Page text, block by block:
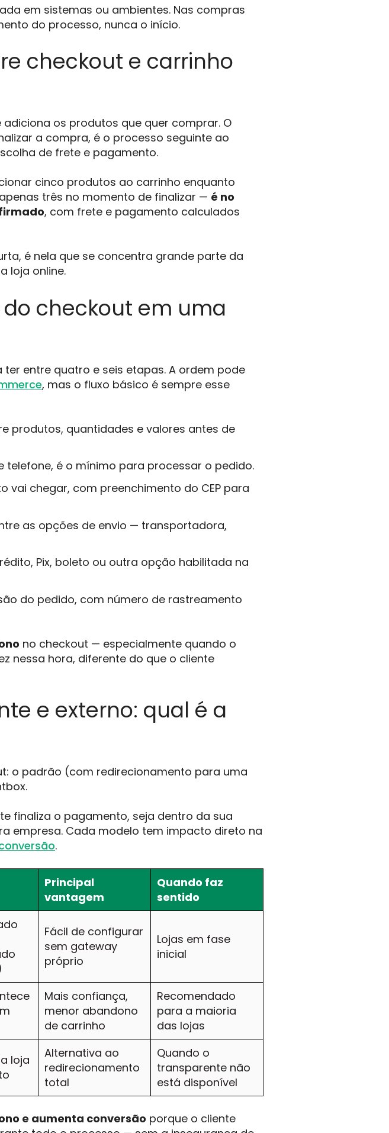
em sistemas ou ambientes. Nas compras
do processo, nunca o início.
checkout e carrinho
os produtos que quer comprar. O
a compra, é o processo seguinte ao
de frete e pagamento.
cinco produtos ao carrinho enquanto
três no momento de finalizar — é no
, com frete e pagamento calculados
é nela que se concentra grande parte da
loja online.
checkout em uma
entre quatro e seis etapas. A ordem pode
, mas o fluxo básico é sempre esse
produtos, quantidades e valores antes de
telefone, é o mínimo para processar o pedido.
vai chegar, com preenchimento do CEP para
as opções de envio — transportadora,
Pix, boleto ou outra opção habilitada na
do pedido, com número de rastreamento
no checkout — especialmente quando o
nessa hora, diferente do que o cliente
e externo: qual é a
o padrão (com redirecionamento para uma
finaliza o pagamento, seja dentro da sua
empresa. Cada modelo tem impacto direto na
.
Principal
vantagem
Quando faz
sentido
Fácil de configurar
sem gateway
próprio
Lojas em fase
inicial
Mais confiança,
menor abandono
de carrinho
Recomendado
para a maioria
das lojas
loja
Alternativa ao
redirecionamento
total
Quando o
transparente não
está disponível
e aumenta conversão porque o cliente